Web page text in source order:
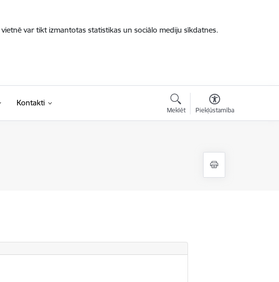
var tikt izmantotas statistikas un sociālo mediju sīkdatnes.
Kontakti
Meklēt Piekļūstamība